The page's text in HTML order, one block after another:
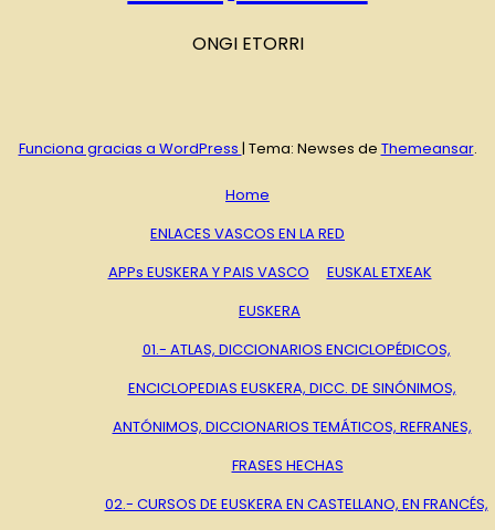
ONGI ETORRI
Funciona gracias a WordPress | Tema: Newses de Themeansar.
Home
ENLACES VASCOS EN LA RED
APPs EUSKERA Y PAIS VASCO
EUSKAL ETXEAK
EUSKERA
01.- ATLAS, DICCIONARIOS ENCICLOPÉDICOS,
ENCICLOPEDIAS EUSKERA, DICC. DE SINÓNIMOS,
ANTÓNIMOS, DICCIONARIOS TEMÁTICOS, REFRANES,
FRASES HECHAS
02.- CURSOS DE EUSKERA EN CASTELLANO, EN FRANCÉS,